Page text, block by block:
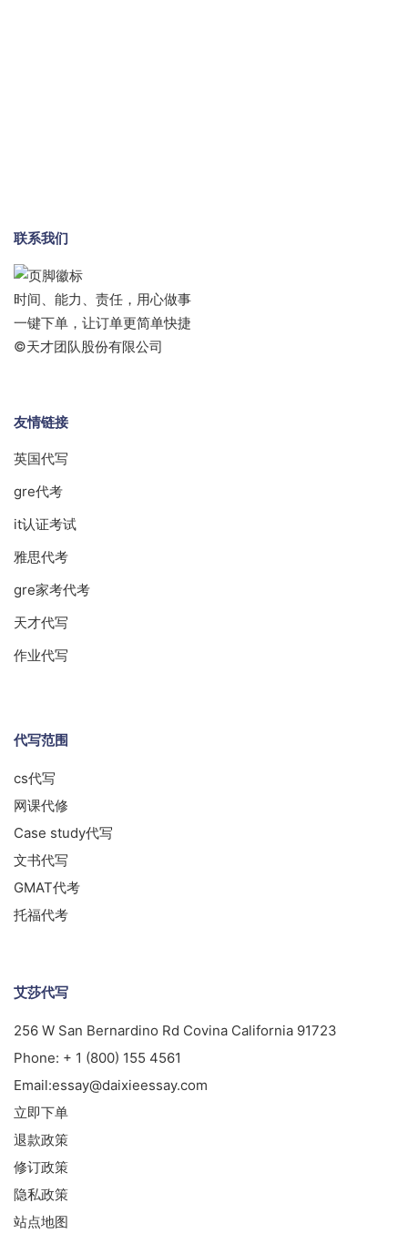
联系我们
时间、能力、责任，用心做事
一键下单，让订单更简单快捷
©天才团队股份有限公司
友情链接
英国代写
gre代考
it认证考试
雅思代考
gre家考代考
天才代写
作业代写
代写范围
cs代写
网课代修
Case study代写
文书代写
GMAT代考
托福代考
艾莎代写
256 W San Bernardino Rd Covina California 91723
Phone: + 1 (800) 155 4561
Email:essay@daixieessay.com
立即下单
退款政策
修订政策
隐私政策
站点地图